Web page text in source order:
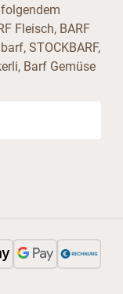
Fleisch, BARF
STOCKBARF,
Barf Gemüse